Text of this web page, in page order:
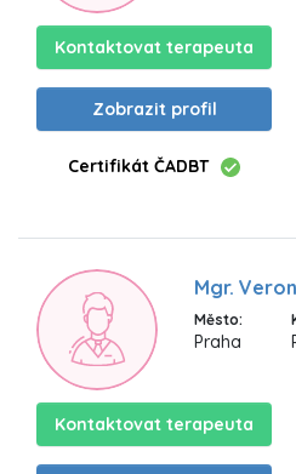
Kontaktovat terapeuta
Zobrazit profil
Certifikát ČADBT
Mgr.
Město:
Praha
Kontaktovat terapeuta